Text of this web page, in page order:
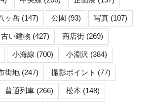
ヶ岳 (147) 公園 (93) 写真 (107)
古い建物 (427) 商店街 (269)
小海線 (700) 小淵沢 (384)
街地 (247) 撮影ポイント (77)
普通列車 (266) 松本 (148)